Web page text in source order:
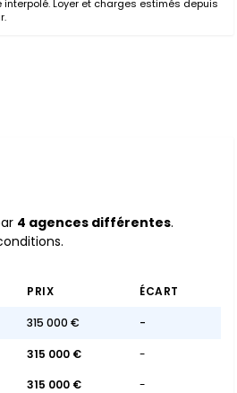
interpolé. Loyer et charges estimés depuis
4 agences différentes.
PRIX ÉCART
315 000 € -
315 000 €
-
315 000 €
-